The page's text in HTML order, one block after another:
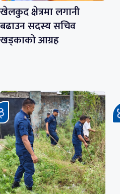
खेलकुद क्षेत्रमा लगानी
बढाउन सदस्य सचिव
खड्काको आग्रह